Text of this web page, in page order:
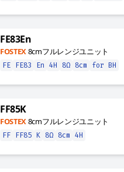
FE83En
FOSTEX8cmフルレンジユニット
FE FE83 En 4H 8Ω 8cm for BH
FF85K
FOSTEX8cmフルレンジユニット
FF FF85 K 8Ω 8cm 4H